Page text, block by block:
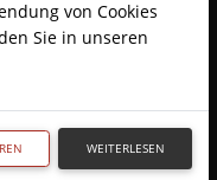
von Cookies
Sie in unseren
WEITERLESEN